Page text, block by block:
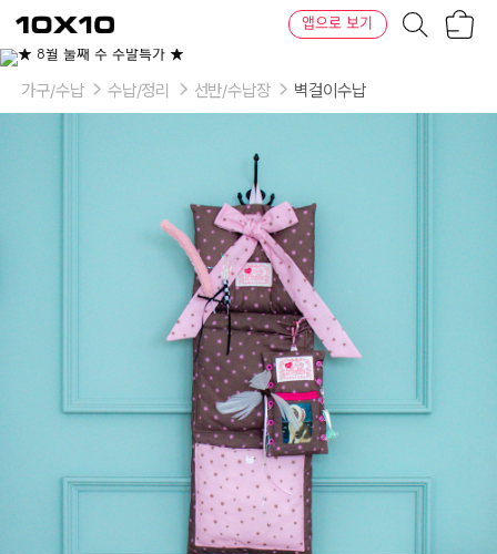
텐
바
텐
앱으로 보기
가구/수납 수납/정리 선반/수납장 벽걸이수납